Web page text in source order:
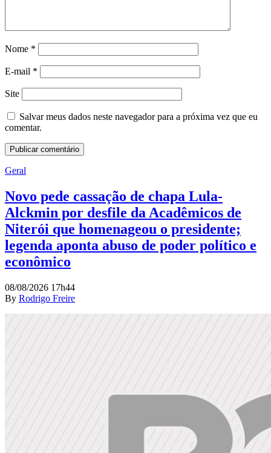
Nome *
E-mail *
Site
Salvar meus dados neste navegador para a próxima vez que eu
comentar.
Geral
Novo pede cassação de chapa Lula-
Alckmin por desfile da Acadêmicos de
Niterói que homenageou o presidente;
legenda aponta abuso de poder político e
econômico
08/08/2026 17h44
By Rodrigo Freire